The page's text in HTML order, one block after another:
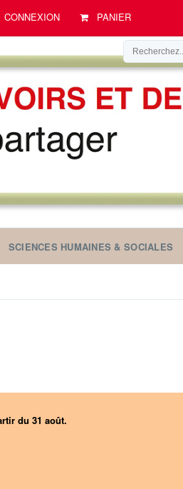
PANIER
SCIENCES HUMAINES & SOCIALES
du 31 août.